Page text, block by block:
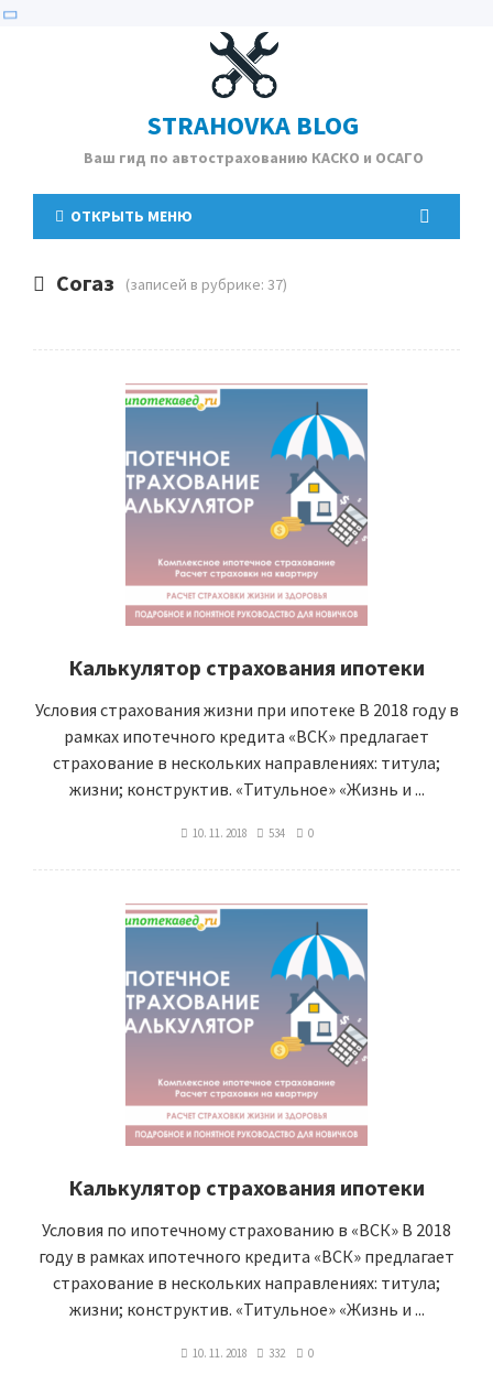
STRAHOVKA BLOG
Ваш гид по автострахованию КАСКО и ОСАГО
ОТКРЫТЬ МЕНЮ
Согаз (записей в рубрике: 37)
Калькулятор страхования ипотеки
Условия страхования жизни при ипотеке В 2018 году в
рамках ипотечного кредита «ВСК» предлагает
страхование в нескольких направлениях: титула;
жизни; конструктив. «Титульное» «Жизнь и ...
10. 11. 2018 534 0
Калькулятор страхования ипотеки
Условия по ипотечному страхованию в «ВСК» В 2018
году в рамках ипотечного кредита «ВСК» предлагает
страхование в нескольких направлениях: титула;
жизни; конструктив. «Титульное» «Жизнь и ...
10. 11. 2018 332 0